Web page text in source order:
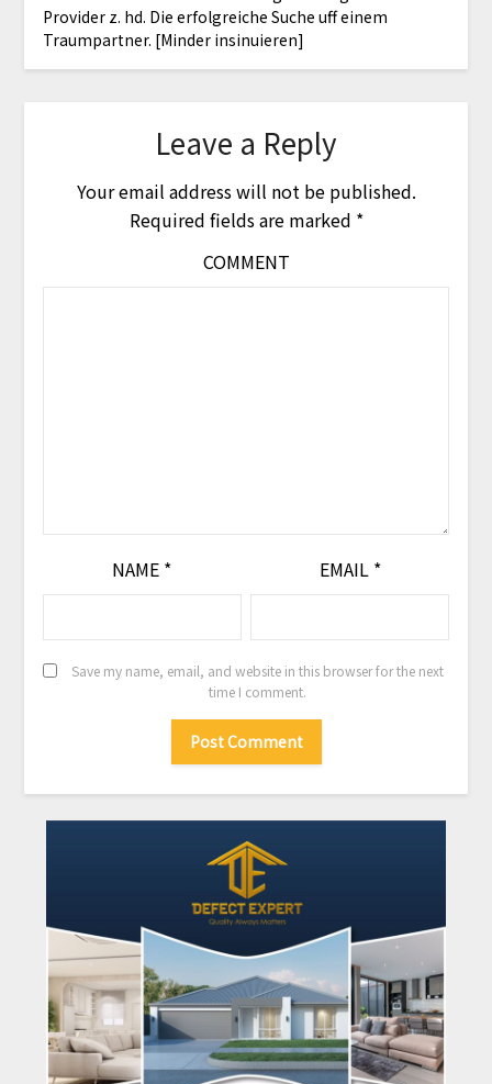
Provider z. hd. Die erfolgreiche Suche uff einem
Traumpartner. [Minder insinuieren]
Leave a Reply
Your email address will not be published.
Required fields are marked *
COMMENT
NAME * EMAIL *
Save my name, email, and website in this browser for the next
time I comment.